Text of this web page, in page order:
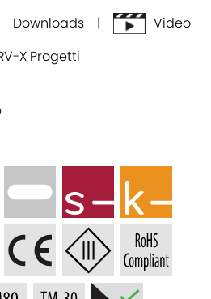
Downloads |
Video
X Progetti